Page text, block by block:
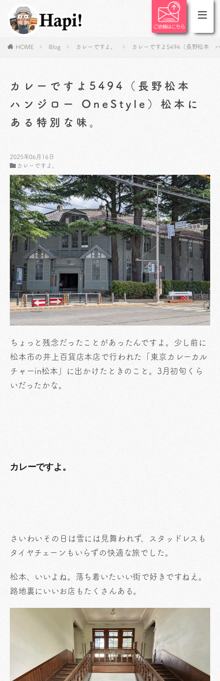
HOME Blog カレーですよ。 カレーですよ5494（長野松本
カレーですよ5494（長野松本
ハンジロー OneStyle）松本に
ある特別な味。
2025年06月16日
カレーですよ。
ちょっと残念だったことがあったんですよ。少し前に
松本市の井上百貨店本店で行われた「東京カレーカル
チャーin松本」に出かけたときのこと。3月初旬くら
いだったかな。
カレーですよ。
さいわいその日は雪には見舞われず、スタッドレスも
タイヤチェーンもいらずの快適な旅でした。
松本、いいよね。落ち着いたいい街で好きですねえ。
路地裏にいいお店もたくさんある。